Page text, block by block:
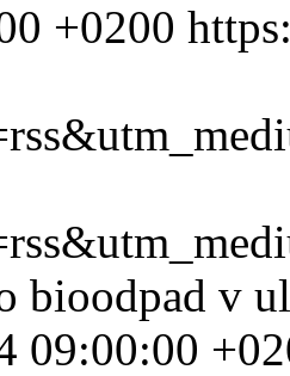
+0200
bioodpad v
09:00:00